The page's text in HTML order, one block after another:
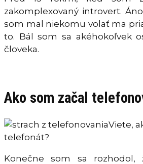
zakomplexovaný introvert.
som mal niekomu volať ma
to. Bál som sa akéhokoľvek
človeka.
Ako som začal
Viete,
telefonát?
Konečne som sa rozhodol,